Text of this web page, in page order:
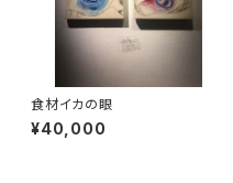
食材イカの眼
¥40,000